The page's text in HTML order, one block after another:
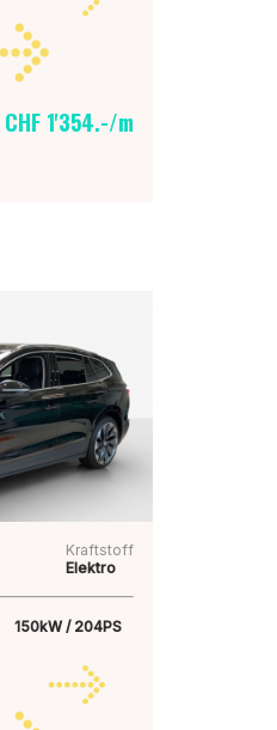
CHF 1'354.-/m
Kraftstoff
Elektro
150kW / 204PS